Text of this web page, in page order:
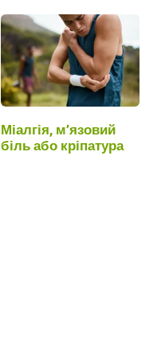
Міалгія, м’язовий
біль або кріпатура